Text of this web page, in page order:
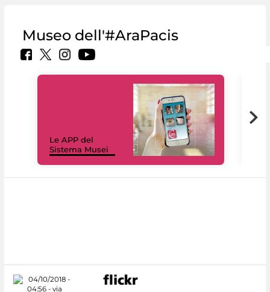
Museo dell'#AraPacis
Le APP del
Sistema Musei